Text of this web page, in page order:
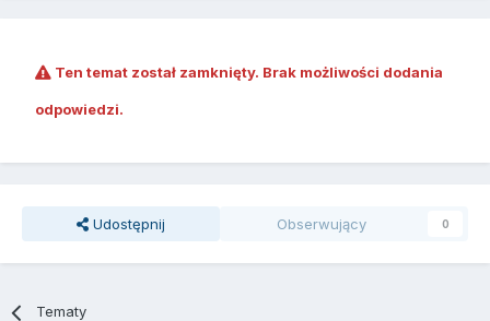
Ten temat został zamknięty. Brak możliwości dodania
odpowiedzi.
Udostępnij Obserwujący 0
Tematy